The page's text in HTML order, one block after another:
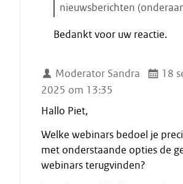
e
nieuwsberichten
i
e
c
i
a
a
t
Bedankt voor uw reactie.
Moderator Sandra
18
2025 om 13:35
Hallo Piet,
Welke webinars bedoel je
met onderstaande opties de
webinars terugvinden?